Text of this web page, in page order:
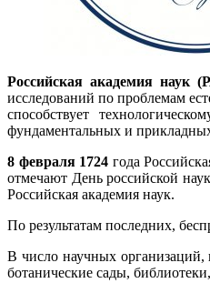
Российская академия наук
исследований по проблемам
способствует
фундаментальных и прикладных
8 февраля 1724 года
отмечают День российской
Российская академия наук.
По результатам последних,
В число научных организаций,
ботанические сады,